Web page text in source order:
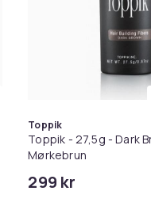
for odontologi og
Toppik
Toppik - 27,5g - Dark
Mørkebrun
299 kr